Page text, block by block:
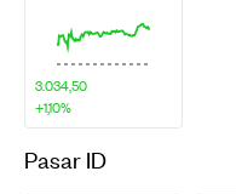
3.034,50
+1,10%
Pasar ID